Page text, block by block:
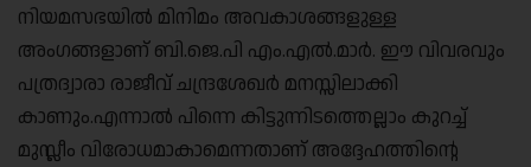
നിയമസഭയിൽ മിനിമം അവകാശങ്ങളുള്ള
അംഗങ്ങളാണ് ബി.ജെ.പി എം.എൽ.മാർ. ഈ വിവരവും
പത്രദ്വാരാ രാജീവ് ചന്ദ്രശേഖർ മനസ്സിലാക്കി
കാണും.എന്നാൽ പിന്നെ കിട്ടുന്നിടത്തെല്ലാം കുറച്ച്
മുസ്ലീം വിരോധമാകാമെന്നതാണ് അദ്ദേഹത്തിന്റെ